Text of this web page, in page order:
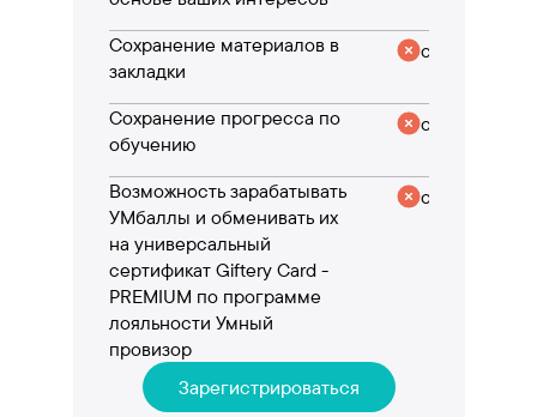
Сохранение материалов в
закладки
отсутствует
Сохранение прогресса по
обучению
отсутствует
Возможность зарабатывать
УМбаллы и обменивать их
на универсальный
сертификат Giftery Card -
PREMIUM по программе
лояльности Умный
провизор
отсутствует
Зарегистрироваться